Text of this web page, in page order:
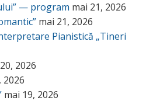
— program mai 21, 2026
mai 21, 2026
Pianistică „Tineri
2026
2026
mai 19, 2026